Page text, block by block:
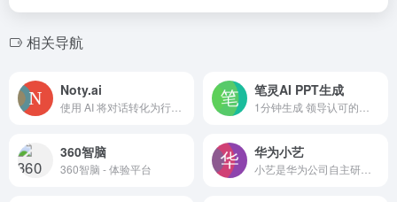
相关导航
Noty.ai 笔灵AI PPT生成
360智脑
360智脑 - 体验平台
华为小艺